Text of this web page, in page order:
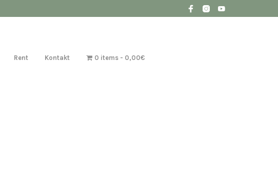
Rent Kontakt 0 items 0,00€